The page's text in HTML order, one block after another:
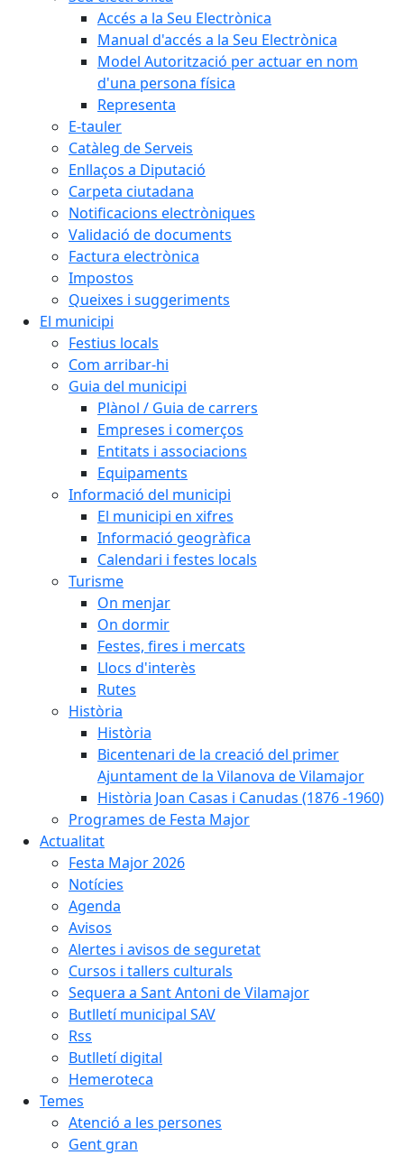
Accés a la Seu Electrònica
Manual d'accés a la Seu Electrònica
Model Autorització per actuar en nom
d'una persona física
Representa
E-tauler
Catàleg de Serveis
Enllaços a Diputació
Carpeta ciutadana
Notificacions electròniques
Validació de documents
Factura electrònica
Impostos
Queixes i suggeriments
El municipi
Festius locals
Com arribar-hi
Guia del municipi
Plànol / Guia de carrers
Empreses i comerços
Entitats i associacions
Equipaments
Informació del municipi
El municipi en xifres
Informació geogràfica
Calendari i festes locals
Turisme
On menjar
On dormir
Festes, fires i mercats
Llocs d'interès
Rutes
Història
Història
Bicentenari de la creació del primer
Ajuntament de la Vilanova de Vilamajor
Història Joan Casas i Canudas (1876 -1960)
Programes de Festa Major
Actualitat
Festa Major 2026
Notícies
Agenda
Avisos
Alertes i avisos de seguretat
Cursos i tallers culturals
Sequera a Sant Antoni de Vilamajor
Butlletí municipal SAV
Rss
Butlletí digital
Hemeroteca
Temes
Atenció a les persones
Gent gran